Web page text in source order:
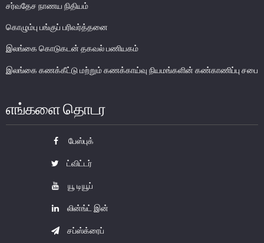
நிதியியல் முறைமை உறுதிபாட்டுக் குழு
நிதியியல் முறைமை மேற்பார்வைச் குழு
Financial Stability Review
சர்வதேச நாணய நிதியம்
கொழும்பு பங்குப் பரிவர்த்தனை
இலங்கை கொடுகடன் தகவல் பணியகம்
இலங்கை கணக்கீட்டு மற்றும் கணக்காய்வு நியமங்களின் கண்காணிப்பு சபை
எங்களை தொடர
பேஸ்புக்
ட்விட்டர்
யூ டியூப்
லின்ங்ட் இன்
சப்ஸ்க்ரைப்